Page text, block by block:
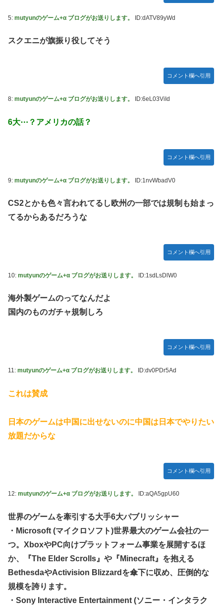
6/22に決定＆最新PV公開！思ったより発売早い…もう半年
後か！
で」
「日本放送協会です」と名乗る男にドアを開けたら地獄…テ
レビもないのに居座り脅迫してきたNHK集金人を警察に通報
参政党・神谷代表、高市政権の食料品減税を「天下の愚策」
福岡県議会「海外旅行じゃない、海外活動だ！」→視察費
【艦これ】 E3-4のラスダンは航空優勢は取るの？取らない
【デレマス】 紗南「アイドルに似合うポケモン？」
Switch2版『モンハンワイルズ』の動作環境が判明！
Switch版「12458本」
百合子「隣に座る貴女」【ミリマス】
【VTuber】Google Play「選抜！推しナイン発表会」出演
者発表！『にじだけと思ってたけど座長と除夜のケツおるや
んけ』
実証実験都市「ウーブン・シティ」が一般の居住希望者の募
『ほの暮しの庭』Switch2版 21,965本、Switch版 12,458本
韓国人「どうやら五輪サッカー日韓戦でも審判の接待があっ
坂46】
新体操で国体1位！ ついに現れた”リアル浅倉南ちゃん”
初めての水着グラビアを独占スクープ！
なんで今日の始球式に限って、瀬戸口心月ちゃんはミニスカ
【悲報】韓国サッカー 国際試合で審判買収(性接待)をして
wwwwwwwwwwwwwwwwwwwwwwwwwwwwwwwwww
wwwwwwwwwwwwwww
5: mutyunのゲーム+α ブログがお送りします。 ID:dATV89yWd
スクエニが旗振り役してそう
コメント欄へ引用
8: mutyunのゲーム+α ブログがお送りします。 ID:6eL03ViId
6大⋯？アメリカの話？
コメント欄へ引用
9: mutyunのゲーム+α ブログがお送りします。 ID:1nvWbadV0
CS2とかも色々言われてるし欧州の一部では規制も始まっ
てるからあるだろうな
コメント欄へ引用
10: mutyunのゲーム+α ブログがお送りします。 ID:1sdLsDlW0
海外製ゲームのってなんだよ
国内のものガチャ規制しろ
コメント欄へ引用
11: mutyunのゲーム+α ブログがお送りします。 ID:dv0PDr5Ad
これは賛成
日本のゲームは中国に出せないのに中国は日本でやりたい
放題だからな
コメント欄へ引用
12: mutyunのゲーム+α ブログがお送りします。 ID:aQA5gpU60
世界のゲームを牽引する大手6大パブリッシャー
・Microsoft (マイクロソフト)世界最大のゲーム会社の一
つ。XboxやPC向けプラットフォーム事業を展開するほ
か、『The Elder Scrolls』や『Minecraft』を抱える
BethesdaやActivision Blizzardを傘下に収め、圧倒的な
規模を誇ります。
・Sony Interactive Entertainment (ソニー・インタラク